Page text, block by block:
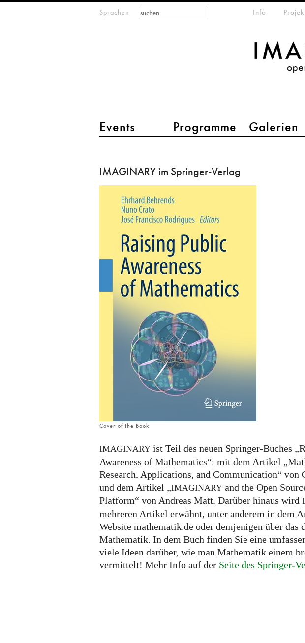
Sprachen
Hauptmenü 2
Events Programme Galerien
Info
Suchformular
Suche
im
Springer-
Verlag
IMAGINARY im Springer-Verlag
Cover of the Book
IMAGINARY ist Teil des neuen Springer-Buches
Awareness of Mathematics“: mit dem Artikel
Research, Applications, and Communication“ von
und dem Artikel „IMAGINARY and the Open
Platform“ von Andreas Matt. Darüber hinaus wird
mehreren Artikel erwähnt, unter anderem in dem
Website mathematik.de oder demjenigen über das
Mathematik. In dem Buch finden Sie eine
viele Ideen darüber, wie man Mathematik einem
vermittelt! Mehr Info auf der Seite des Springer-